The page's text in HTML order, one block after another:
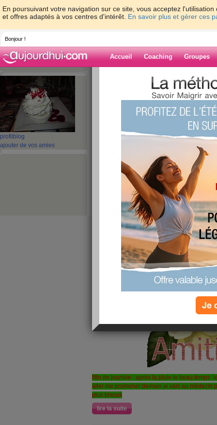
En poursuivant votre navigation sur ce site, vous acceptez
et offres adaptés à vos centres d'intérêt. En savoir plus et gérer ces
Bonjour !
Accueil Coaching Groupes
profil blog
ajouter de vos amies
>
Blog de ascot
21 - 30 31 - 40 41 - 50 51 -
‹ Préc. 91 92 93 94 95
la journée
publié le 26/02/2008 à 17:25
llfin de journée aprés la pluie le beau temps
aller me promener demain je vais au médecin
plus bisous
lire la suite
Je